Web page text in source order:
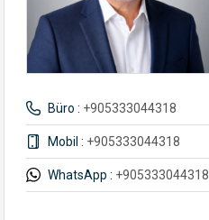
Büro : +905333044318
Mobil : +905333044318
WhatsApp : +905333044318